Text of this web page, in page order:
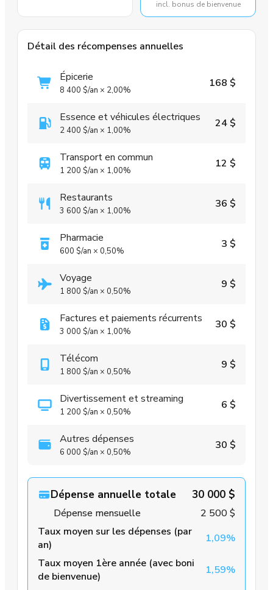
incl. bonus de bienvenue
Détail des récompenses annuelles
Épicerie
8 400 $/an × 2,00%
168 $
Essence et véhicules électriques
2 400 $/an × 1,00%
24 $
Transport en commun
1 200 $/an × 1,00%
12 $
Restaurants
3 600 $/an × 1,00%
36 $
Pharmacie
600 $/an × 0,50%
3 $
Voyage
1 800 $/an × 0,50%
9 $
Factures et paiements récurrents
3 000 $/an × 1,00%
30 $
Télécom
1 800 $/an × 0,50%
9 $
Divertissement et streaming
1 200 $/an × 0,50%
6 $
Autres dépenses
6 000 $/an × 0,50%
30 $
Dépense annuelle totale 30 000 $
Dépense mensuelle
2 500 $
Taux moyen sur les dépenses (par
an)
1,09%
Taux moyen 1ère année (avec boni
de bienvenue)
1,59%